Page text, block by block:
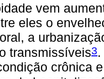
vem
eles o
a
transmissíveis3
crônica